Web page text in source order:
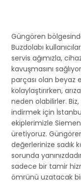
Güngören
Buzdolabı
servis ağımızla,
kavuşmasını
parçası olan beyaz
kolaylaştırırken,
neden olabilirler.
indirmek için
ekiplerimizle
üretiyoruz.
değerlerinize sadık
sorunda
sadece bir tamir
ömrünü uzatacak